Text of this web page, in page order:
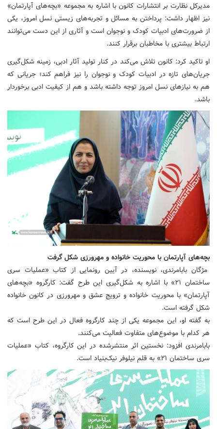
مدیرکل نظارت بر انتشارات کانون با اشاره به مجموعه «بچه‌های آپارتمان»
نیز اظهار داشت: پرداختن به مسائل و تجربه‌های زیستی نسل امروز، یکی
از ضرورت‌های ادبیات کودک و نوجوان است و آثاری از این دست می‌توانند
ارتباط بیشتری با مخاطبان برقرار کنند.
او تاکید کرد: کانون تلاش می‌کند در کنار تولید آثار ادبی، زمینه شکل‌گیری
جریان‌های تازه در ادبیات کودک و نوجوان را نیز فراهم کند؛ جریانی که
هم به نیازهای نسل امروز توجه داشته باشد و هم از کیفیت ادبی برخوردار
باشد.
بچه‌های آپارتمان با محوریت خانواده و مهرورزی شکل گرفت
مژگان بابامرندی، نویسنده، در آیین رونمایی از کتاب «عملیات سری
ساختمان ۲۱» با اشاره به شکل‌گیری این طرح گفت: کارگروه «بچه‌های
آپارتمان» با محوریت خانواده و ترویج عشق و مهرورزی در کانون خانواده
شکل گرفته است.
به گفته او، این مجموعه یکی از چند کارگروه فعال در این طرح است که
هر کدام با موضوع‌های متفاوت فعالیت می‌کنند.
بابامرندی افزود: نخستین اثر منتشرشده در این کارگروه، کتاب «عملیات
سری ساختمان ۲۱» به قلم نیلوفر نیک‌بنیاد است.